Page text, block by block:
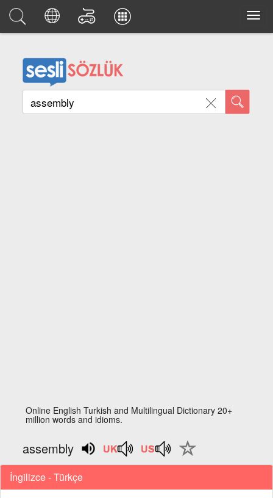
Online English Turkish and Multilingual Dictionary 20+
million words and idioms.
assembly
İngilizce - Türkçe